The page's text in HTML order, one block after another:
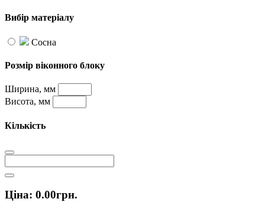
Вибір матеріалу
Сосна
Розмір віконного блоку
Ширина, мм
Висота, мм
Кількість
Ціна: 0.00грн.